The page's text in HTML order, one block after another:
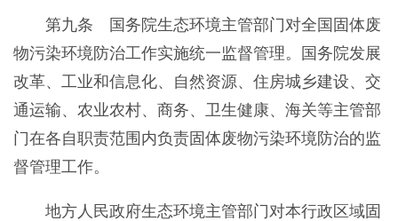
第九条 国务院生态环境主管部门对全国固体废
物污染环境防治工作实施统一监督管理。国务院发展
改革、工业和信息化、自然资源、住房城乡建设、交
通运输、农业农村、商务、卫生健康、海关等主管部
门在各自职责范围内负责固体废物污染环境防治的监
督管理工作。
地方人民政府生态环境主管部门对本行政区域固